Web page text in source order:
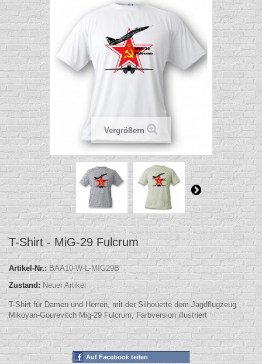
Vergrößern
T-Shirt - MiG-29 Fulcrum
Artikel-Nr.: BAA10-W-L-MIG29B
Zustand: Neuer Artikel
T-Shirt für Damen und Herren, mit der Silhouette dem Jagdflugzeug
Mikoyan-Gourevitch Mig-29 Fulcrum, Farbversion illustriert
Auf Facebook teilen